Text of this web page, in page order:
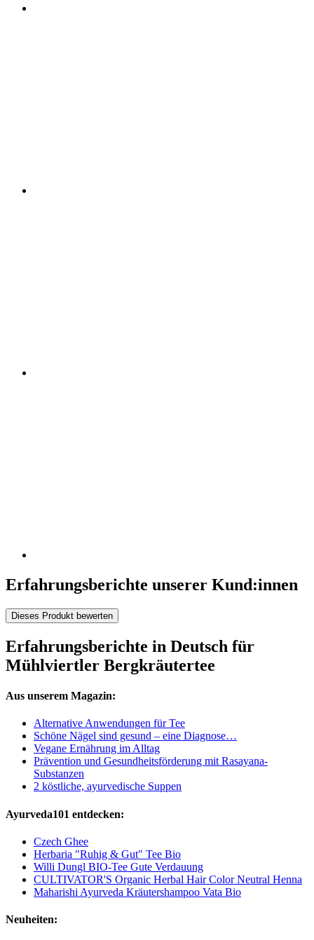
Erfahrungsberichte unserer Kund:innen
Dieses Produkt bewerten
Erfahrungsberichte in Deutsch für
Mühlviertler Bergkräutertee
Aus unserem Magazin:
Alternative Anwendungen für Tee
Schöne Nägel sind gesund – eine Diagnose…
Vegane Ernährung im Alltag
Prävention und Gesundheitsförderung mit Rasayana-
Substanzen
2 köstliche, ayurvedische Suppen
Ayurveda101 entdecken:
Czech Ghee
Herbaria "Ruhig & Gut" Tee Bio
Willi Dungl BIO-Tee Gute Verdauung
CULTIVATOR'S Organic Herbal Hair Color Neutral Henna
Maharishi Ayurveda Kräutershampoo Vata Bio
Neuheiten: